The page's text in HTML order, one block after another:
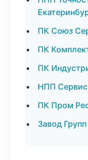
ПК Союз
ПК
ПК
НПП Сервис
ПК Пром
Завод